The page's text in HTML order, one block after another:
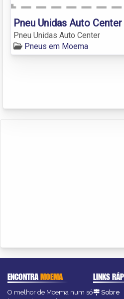
Pneu Unidas Auto Center
Pneu Unidas Auto Center
Pneus em Moema
ENCONTRAMOEMA
O melhor de Moema num só
LINKS
Sobre